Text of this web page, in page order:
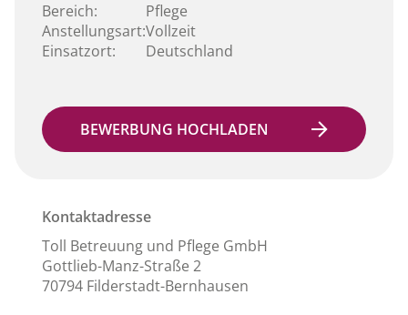
Bereich:
Anstellungsart:
Einsatzort:
Pflege
Vollzeit
Deutschland
BEWERBUNG HOCHLADEN
Kontaktadresse
Toll Betreuung und Pflege GmbH
Gottlieb-Manz-Straße 2
70794 Filderstadt-Bernhausen